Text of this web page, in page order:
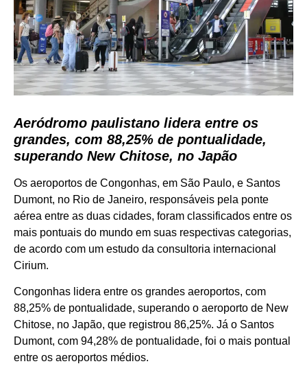
Aeródromo paulistano lidera entre os
grandes, com 88,25% de pontualidade,
superando New Chitose, no Japão
Os aeroportos de Congonhas, em São Paulo, e Santos
Dumont, no Rio de Janeiro, responsáveis pela ponte
aérea entre as duas cidades, foram classificados entre os
mais pontuais do mundo em suas respectivas categorias,
de acordo com um estudo da consultoria internacional
Cirium.
Congonhas lidera entre os grandes aeroportos, com
88,25% de pontualidade, superando o aeroporto de New
Chitose, no Japão, que registrou 86,25%. Já o Santos
Dumont, com 94,28% de pontualidade, foi o mais pontual
entre os aeroportos médios.